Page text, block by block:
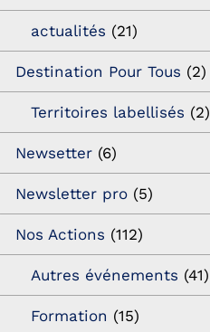
actualités (21)
Destination Pour Tous (2)
Territoires labellisés (2)
Newsetter (6)
Newsletter pro (5)
Nos Actions (112)
Autres événements (41)
Formation (15)